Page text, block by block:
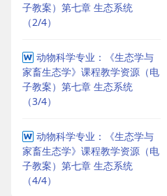
子教案）第七章 生态系统
（2/4）
动物科学专业：《生态学与
家畜生态学》课程教学资源（电
子教案）第七章 生态系统
（3/4）
动物科学专业：《生态学与
家畜生态学》课程教学资源（电
子教案）第七章 生态系统
（4/4）